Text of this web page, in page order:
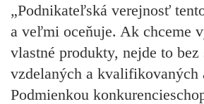
„Podnikateľská verejnosť
a veľmi oceňuje. Ak chceme
vlastné produkty, nejde to
vzdelaných a kvalifikovaných
Podmienkou